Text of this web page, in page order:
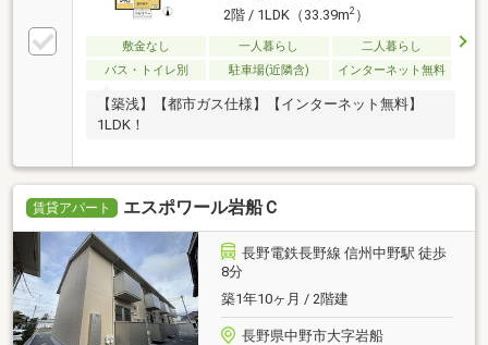
2階 / 1LDK（33.39m2）
敷金なし 一人暮らし
二人暮らし
バス・トイレ別
駐車場(近隣含) インターネット無料
【築浅】【都市ガス仕様】【インターネット無料】
1LDK！
賃貸アパート エスポワール岩船Ｃ
長野電鉄長野線 信州中野駅 徒歩
8分
築1年10ヶ月 / 2階建
長野県中野市大字岩船